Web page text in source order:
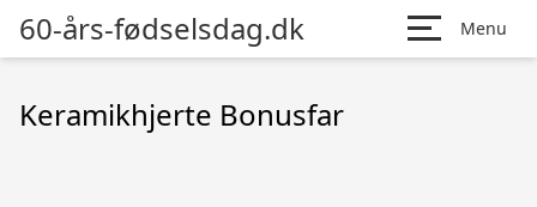
60-års-fødselsdag.dk Menu
Keramikhjerte Bonusfar